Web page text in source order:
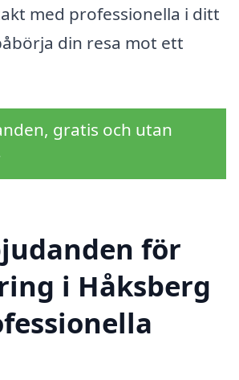
med professionella i ditt
din resa mot ett
gratis och utan
för
i Håksberg